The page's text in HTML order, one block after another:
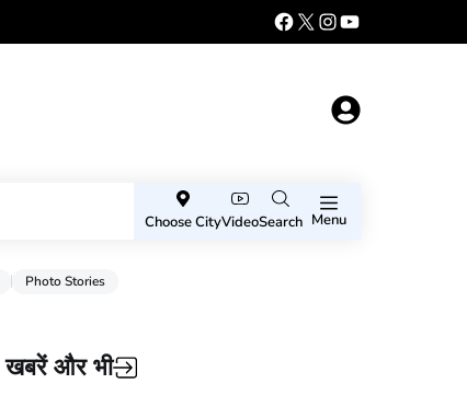
Choose CityVideoSearch Menu
Photo Stories
खबरें और भी